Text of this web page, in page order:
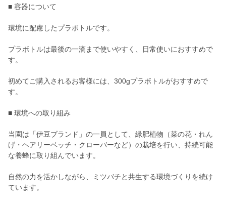
■ 容器について
環境に配慮したプラボトルです。
プラボトルは最後の一滴まで使いやすく、日常使いにおすすめで
す。
初めてご購入されるお客様には、300gプラボトルがおすすめで
す。
■ 環境への取り組み
当園は「伊豆ブランド」の一員として、緑肥植物（菜の花・れん
げ・ヘアリーベッチ・クローバーなど）の栽培を行い、持続可能
な養蜂に取り組んでいます。
自然の力を活かしながら、ミツバチと共生する環境づくりを続け
ています。